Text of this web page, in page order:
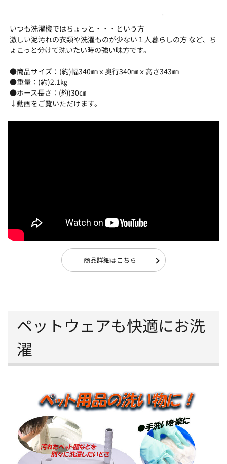
いつも洗濯機ではちょっと・・・という方
激しい泥汚れの衣類や洗濯ものが少ない１人暮らしの方 など、ち
ょこっと分けて洗いたい時の強い味方です。
●商品サイズ：(約)幅340㎜ｘ奥行340㎜ｘ高さ343㎜
●重量：(約)2.1㎏
●ホース長さ：(約)30㎝
↓動画をご覧いただけます。
商品詳細はこちら
ペットウェアも快適にお洗
濯